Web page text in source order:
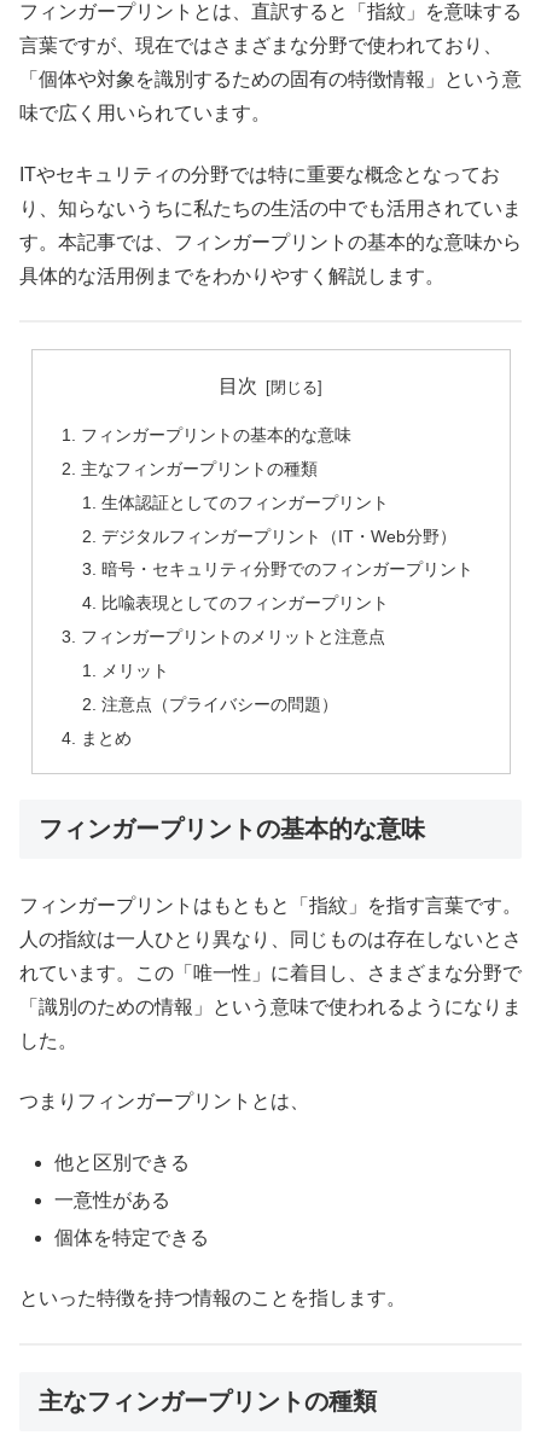
フィンガープリントとは、直訳すると「指紋」を意味する
言葉ですが、現在ではさまざまな分野で使われており、
「個体や対象を識別するための固有の特徴情報」という意
味で広く用いられています。
ITやセキュリティの分野では特に重要な概念となってお
り、知らないうちに私たちの生活の中でも活用されていま
す。本記事では、フィンガープリントの基本的な意味から
具体的な活用例までをわかりやすく解説します。
目次
フィンガープリントの基本的な意味
主なフィンガープリントの種類
生体認証としてのフィンガープリント
デジタルフィンガープリント（IT・Web分野）
暗号・セキュリティ分野でのフィンガープリント
比喩表現としてのフィンガープリント
フィンガープリントのメリットと注意点
メリット
注意点（プライバシーの問題）
まとめ
フィンガープリントの基本的な意味
フィンガープリントはもともと「指紋」を指す言葉です。
人の指紋は一人ひとり異なり、同じものは存在しないとさ
れています。この「唯一性」に着目し、さまざまな分野で
「識別のための情報」という意味で使われるようになりま
した。
つまりフィンガープリントとは、
他と区別できる
一意性がある
個体を特定できる
といった特徴を持つ情報のことを指します。
主なフィンガープリントの種類